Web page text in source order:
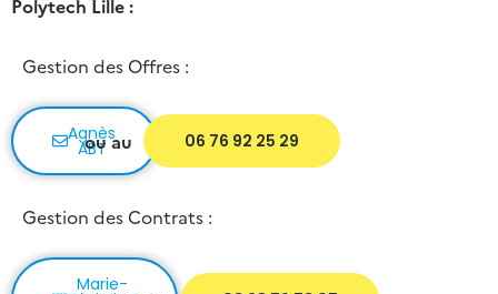
Polytech Lille :
Gestion des Offres :
Agnès
ABT
ou au 06 76 92 25 29
Gestion des Contrats :
Marie-